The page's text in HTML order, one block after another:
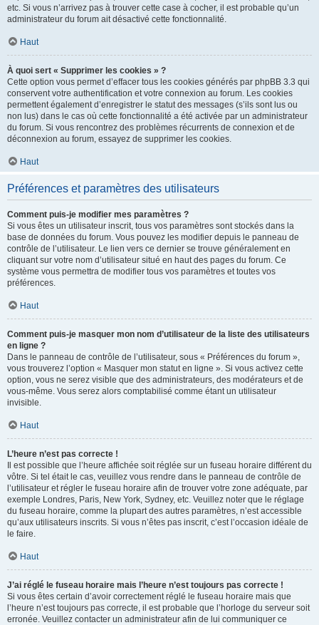
etc. Si vous n’arrivez pas à trouver cette case à cocher, il est probable qu’un
administrateur du forum ait désactivé cette fonctionnalité.
Haut
À quoi sert « Supprimer les cookies » ?
Cette option vous permet d’effacer tous les cookies générés par phpBB 3.3 qui
conservent votre authentification et votre connexion au forum. Les cookies
permettent également d’enregistrer le statut des messages (s’ils sont lus ou
non lus) dans le cas où cette fonctionnalité a été activée par un administrateur
du forum. Si vous rencontrez des problèmes récurrents de connexion et de
déconnexion au forum, essayez de supprimer les cookies.
Haut
Préférences et paramètres des utilisateurs
Comment puis-je modifier mes paramètres ?
Si vous êtes un utilisateur inscrit, tous vos paramètres sont stockés dans la
base de données du forum. Vous pouvez les modifier depuis le panneau de
contrôle de l’utilisateur. Le lien vers ce dernier se trouve généralement en
cliquant sur votre nom d’utilisateur situé en haut des pages du forum. Ce
système vous permettra de modifier tous vos paramètres et toutes vos
préférences.
Haut
Comment puis-je masquer mon nom d’utilisateur de la liste des utilisateurs
en ligne ?
Dans le panneau de contrôle de l’utilisateur, sous « Préférences du forum »,
vous trouverez l’option « Masquer mon statut en ligne ». Si vous activez cette
option, vous ne serez visible que des administrateurs, des modérateurs et de
vous-même. Vous serez alors comptabilisé comme étant un utilisateur
invisible.
Haut
L’heure n’est pas correcte !
Il est possible que l’heure affichée soit réglée sur un fuseau horaire différent du
vôtre. Si tel était le cas, veuillez vous rendre dans le panneau de contrôle de
l’utilisateur et régler le fuseau horaire afin de trouver votre zone adéquate, par
exemple Londres, Paris, New York, Sydney, etc. Veuillez noter que le réglage
du fuseau horaire, comme la plupart des autres paramètres, n’est accessible
qu’aux utilisateurs inscrits. Si vous n’êtes pas inscrit, c’est l’occasion idéale de
le faire.
Haut
J’ai réglé le fuseau horaire mais l’heure n’est toujours pas correcte !
Si vous êtes certain d’avoir correctement réglé le fuseau horaire mais que
l’heure n’est toujours pas correcte, il est probable que l’horloge du serveur soit
erronée. Veuillez contacter un administrateur afin de lui communiquer ce